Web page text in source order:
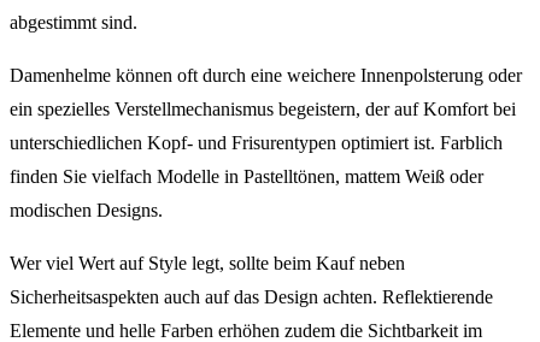
abgestimmt sind.
Damenhelme können oft durch eine weichere Innenpolsterung oder
ein spezielles Verstellmechanismus begeistern, der auf Komfort bei
unterschiedlichen Kopf- und Frisurentypen optimiert ist. Farblich
finden Sie vielfach Modelle in Pastelltönen, mattem Weiß oder
modischen Designs.
Wer viel Wert auf Style legt, sollte beim Kauf neben
Sicherheitsaspekten auch auf das Design achten. Reflektierende
Elemente und helle Farben erhöhen zudem die Sichtbarkeit im